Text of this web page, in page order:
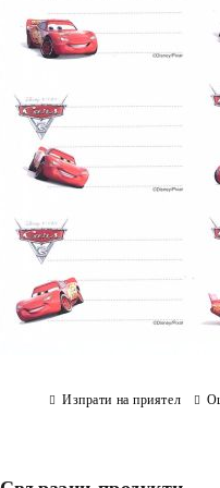
Изпрати на приятел